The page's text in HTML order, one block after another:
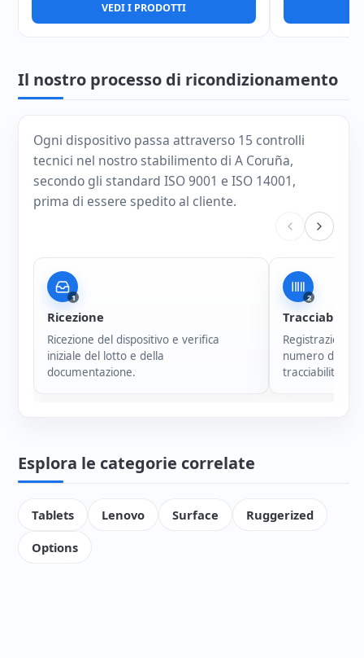
VEDI I PRODOTTI
Il nostro processo di ricondizionamento
Ogni dispositivo passa attraverso 15 controlli
tecnici nel nostro stabilimento di A Coruña,
secondo gli standard ISO 9001 e ISO 14001,
prima di essere spedito al cliente.
1
Ricezione
Ricezione del dispositivo e verifica
iniziale del lotto e della
documentazione.
2
Tracciabilità
Registrazione
numero di
tracciabilità di
Esplora le categorie correlate
Tablets Lenovo Surface
Ruggerized
Options